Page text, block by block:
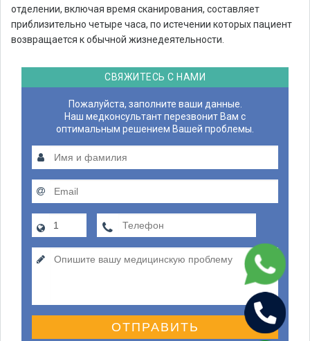
отделении, включая время сканирования, составляет
приблизительно четыре часа, по истечении которых пациент
возвращается к обычной жизнедеятельности.
СВЯЖИТЕСЬ С НАМИ
Пожалуйста, заполните ваши данные.
Наш медконсультант перезвонит Вам с
оптимальным решением Вашей проблемы.
ОТПРАВИТЬ